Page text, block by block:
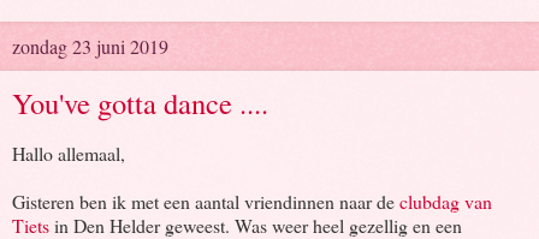
zondag 23 juni 2019
You've gotta dance ....
Hallo allemaal,
Gisteren ben ik met een aantal vriendinnen naar declubdag van
Tietsin Den Helder geweest. Was weer heel gezellig en een